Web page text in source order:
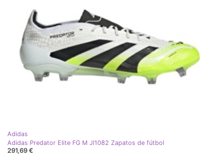
Adidas
Adidas Predator Elite FG M JI1082 Zapatos de fútbol
291,69 €